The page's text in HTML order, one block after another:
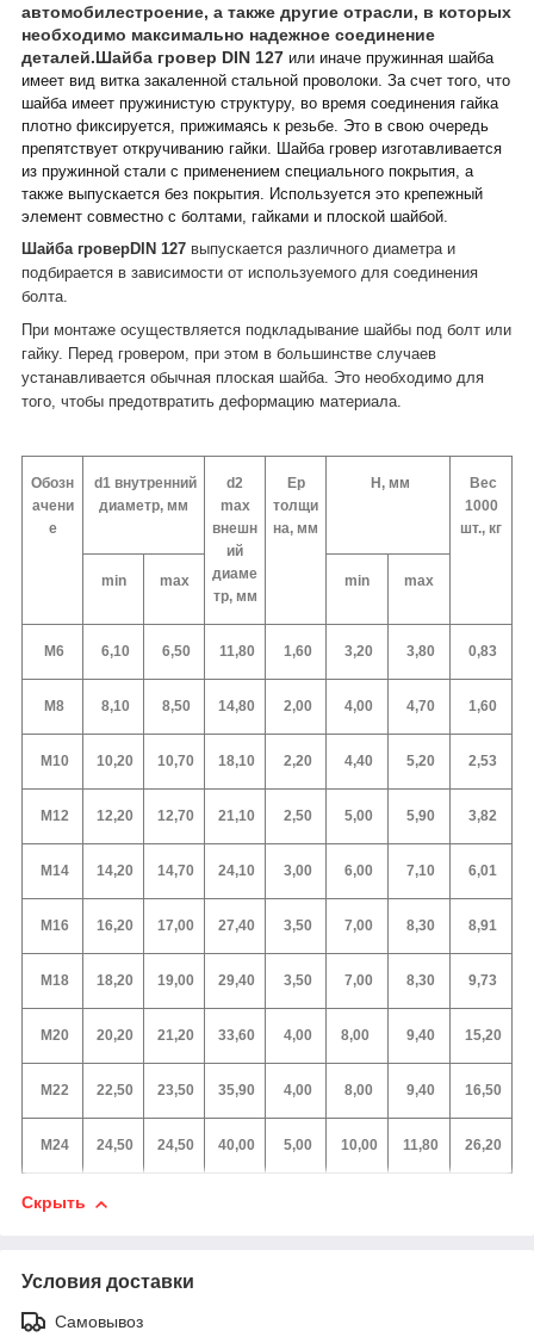
автомобилестроение, а также другие отрасли, в которых
необходимо максимально надежное соединение
деталей.Шайба гровер DIN 127 или иначе пружинная шайба
имеет вид витка закаленной стальной проволоки. За счет того, что
шайба имеет пружинистую структуру, во время соединения гайка
плотно фиксируется, прижимаясь к резьбе. Это в свою очередь
препятствует откручиванию гайки. Шайба гровер изготавливается
из пружинной стали с применением специального покрытия, а
также выпускается без покрытия. Используется это крепежный
элемент совместно с болтами, гайками и плоской шайбой.
Шайба гроверDIN 127 выпускается различного диаметра и
подбирается в зависимости от используемого для соединения
болта.
При монтаже осуществляется подкладывание шайбы под болт или
гайку. Перед гровером, при этом в большинстве случаев
устанавливается обычная плоская шайба. Это необходимо для
того, чтобы предотвратить деформацию материала.
Обозн
ачени
е
d1 внутренний
диаметр, мм
d2
max
внешн
ий
диаме
тр, мм
Ep
толщи
на, мм
Н, мм
Вес
1000
шт., кг
min max min max
М6 6,10 6,50 11,80 1,60 3,20 3,80 0,83
М8 8,10 8,50 14,80 2,00 4,00 4,70 1,60
М10 10,20 10,70 18,10 2,20 4,40 5,20 2,53
М12 12,20 12,70 21,10 2,50 5,00 5,90 3,82
М14 14,20 14,70 24,10 3,00 6,00 7,10 6,01
М16 16,20 17,00 27,40 3,50 7,00 8,30 8,91
М18 18,20 19,00 29,40 3,50 7,00 8,30 9,73
М20 20,20 21,20 33,60 4,00 8,00 9,40 15,20
М22 22,50 23,50 35,90 4,00 8,00 9,40 16,50
М24 24,50 24,50 40,00 5,00 10,00 11,80 26,20
Скрыть
Условия доставки
Самовывоз